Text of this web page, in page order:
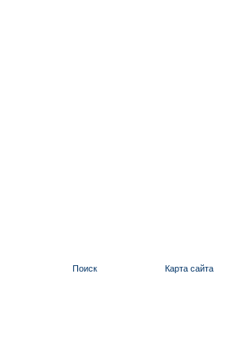
Поиск Карта сайта